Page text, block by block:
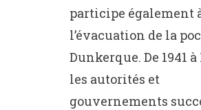
participe également
l’évacuation de la
Dunkerque. De 1941 à
les autorités et
gouvernements